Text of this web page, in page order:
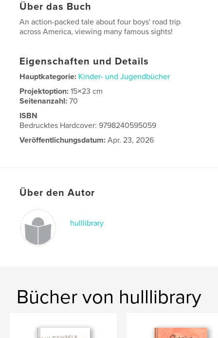
Über das Buch
An action-packed tale about four boys' road trip
across America, viewing many famous sights!
Eigenschaften und Details
Hauptkategorie: Kinder- und Jugendbücher
Projektoption:15×23 cm
Seitenanzahl:70
ISBN
Bedrucktes Hardcover: 9798240595059
Veröffentlichungsdatum: Apr. 23, 2026
Über den Autor
hulllibrary
Bücher von hulllibrary